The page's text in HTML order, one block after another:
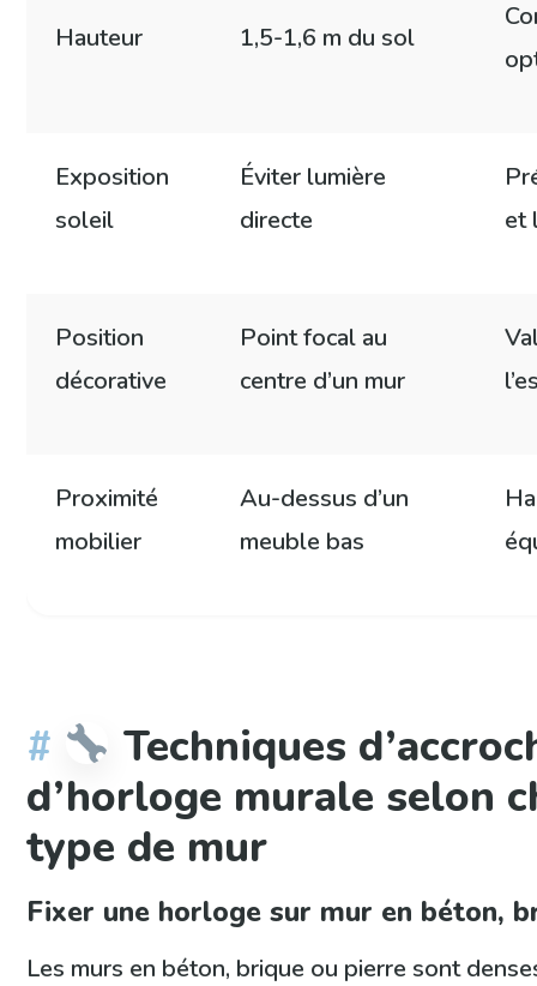
Hauteur 1,5-1,6 m du sol
Exposition
soleil
Éviter lumière
directe
et
Position
décorative
Point focal au
centre d’un mur
Proximité
mobilier
Au-dessus d’un
meuble bas
Techniques
d’horloge murale selon
type de mur
Fixer une horloge sur mur en béton,
Les murs en béton, brique ou pierre sont